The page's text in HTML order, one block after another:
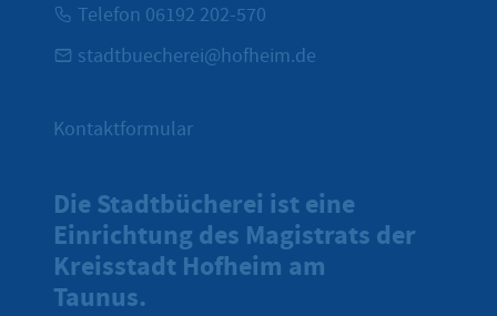
Telefon 06192 202-570
stadtbuecherei@hofheim.de
Kontaktformular
Die Stadtbücherei ist eine
Einrichtung des Magistrats der
Kreisstadt Hofheim am
Taunus.